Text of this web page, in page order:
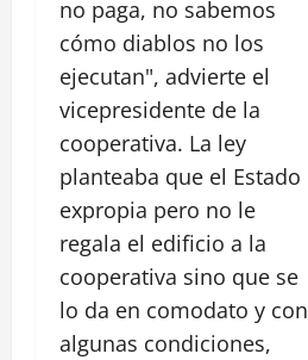
no paga, no sabemos
cómo diablos no los
ejecutan", advierte el
vicepresidente de la
cooperativa. La ley
planteaba que el Estado
expropia pero no le
regala el edificio a la
cooperativa sino que se
lo da en comodato y con
algunas condiciones,